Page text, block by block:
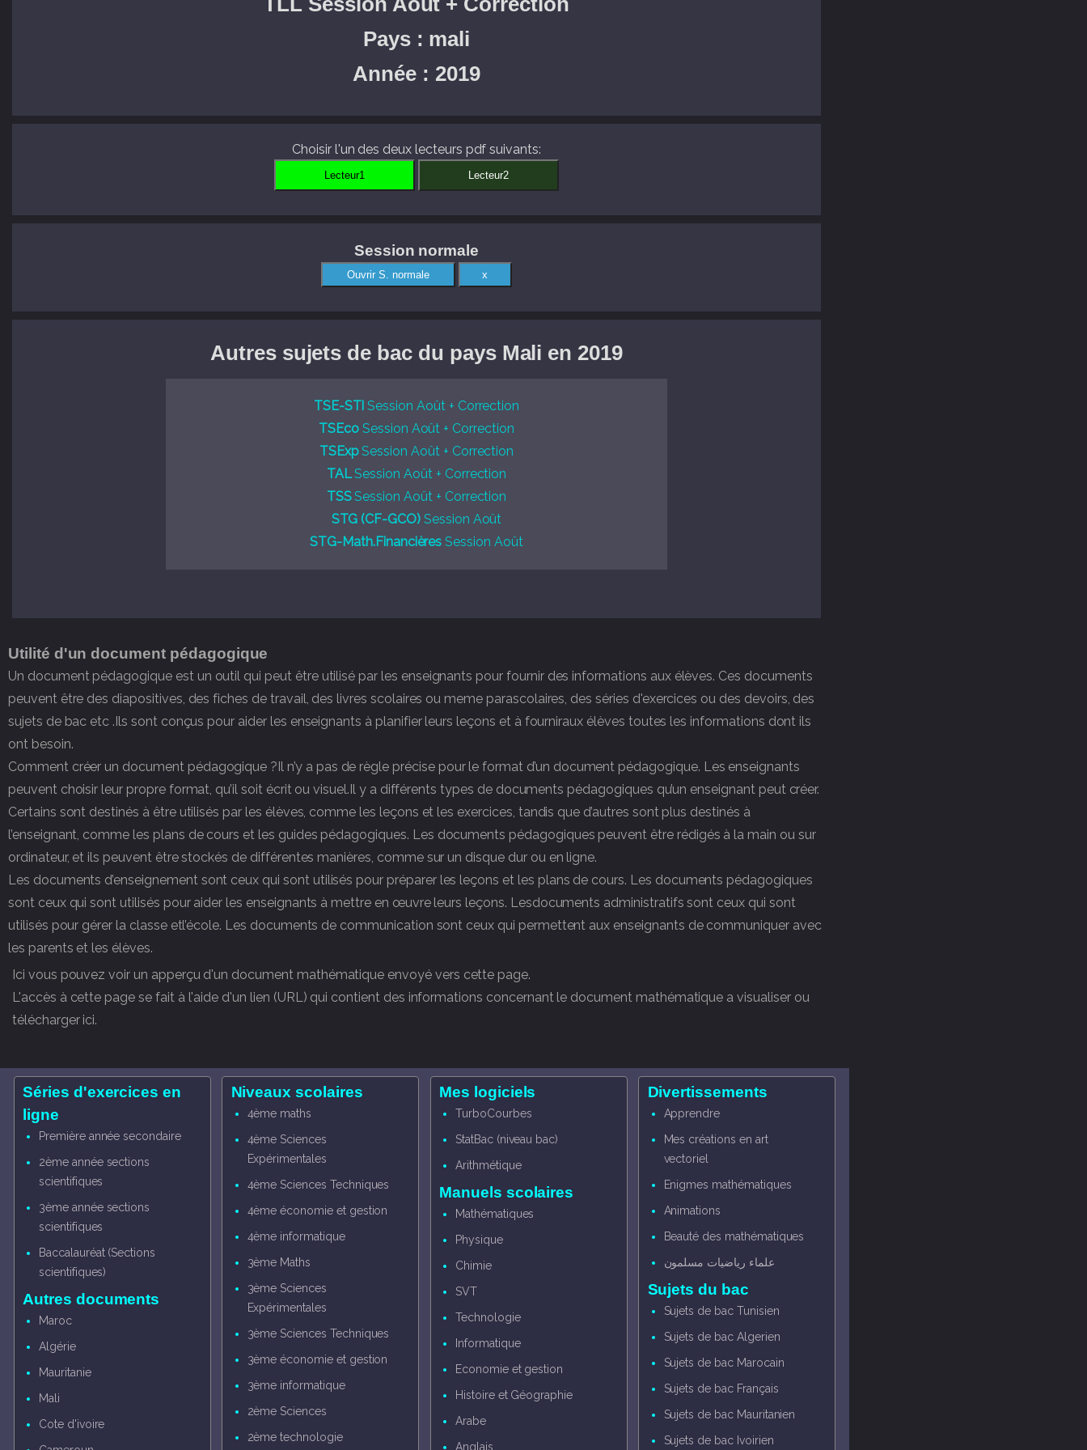
Pays : mali
Année : 2019
Choisir l'un des deux lecteurs pdf suivants:
Session normale
Autres sujets de bac du pays Mali en 2019
TSE-STI Session Août + Correction
TSEco Session Août + Correction
TSExpSession Août + Correction
TALSession Août + Correction
TSSSession Août + Correction
STG (CF-GCO) Session Août
STG-Math.Financières Session Août
Utilité d'un document pédagogique
Un document pédagogique est un outil qui peut être utilisé par les enseignants pour fournir des informations aux élèves. Ces documents
peuvent être des diapositives, des fiches de travail, des livres scolaires ou meme parascolaires, des séries d'exercices ou des devoirs, des
sujets de bac etc .Ils sont conçus pour aider les enseignants à planifier leurs leçons et à fourniraux élèves toutes les informations dont ils
ont besoin.
Comment créer un document pédagogique ?Il n’y a pas de règle précise pour le format d’un document pédagogique. Les enseignants
peuvent choisir leur propre format, qu’il soit écrit ou visuel.Il y a différents types de documents pédagogiques qu’un enseignant peut créer.
Certains sont destinés à être utilisés par les élèves, comme les leçons et les exercices, tandis que d’autres sont plus destinés à
l’enseignant, comme les plans de cours et les guides pédagogiques. Les documents pédagogiques peuvent être rédigés à la main ou sur
ordinateur, et ils peuvent être stockés de différentes manières, comme sur un disque dur ou en ligne.
Les documents d’enseignement sont ceux qui sont utilisés pour préparer les leçons et les plans de cours. Les documents pédagogiques
sont ceux qui sont utilisés pour aider les enseignants à mettre en œuvre leurs leçons. Lesdocuments administratifs sont ceux qui sont
utilisés pour gérer la classe etl’école. Les documents de communication sont ceux qui permettent aux enseignants de communiquer avec
les parents et les élèves.
Ici vous pouvez voir un apperçu d'un document mathématique envoyé vers cette page.
L'accès à cette page se fait à l'aide d'un lien (URL) qui contient des informations concernant le document mathématique a visualiser ou
télécharger ici.
Séries d'exercices en
ligne
Première année secondaire
2ème année sections
scientifiques
3ème année sections
scientifiques
Baccalauréat (Sections
scientifiques)
Autres documents
Maroc
Algérie
Mauritanie
Mali
Cote d'ivoire
Niveaux scolaires
4ème maths
4ème Sciences
Expérimentales
4ème Sciences Techniques
4ème économie et gestion
4ème informatique
3ème Maths
3ème Sciences
Expérimentales
3ème Sciences Techniques
3ème économie et gestion
3ème informatique
2ème Sciences
2ème technologie
Mes logiciels
TurboCourbes
StatBac (niveau bac)
Arithmétique
Manuels scolaires
Mathématiques
Physique
Chimie
SVT
Technologie
Informatique
Economie et gestion
Histoire et Géographie
Arabe
Anglais
Divertissements
Apprendre
Mes créations en art
vectoriel
Enigmes mathématiques
Animations
Beauté des mathématiques
علماء رياضيات مسلمون
Sujets du bac
Sujets de bac Tunisien
Sujets de bac Algerien
Sujets de bac Marocain
Sujets de bac Français
Sujets de bac Mauritanien
Sujets de bac Ivoirien